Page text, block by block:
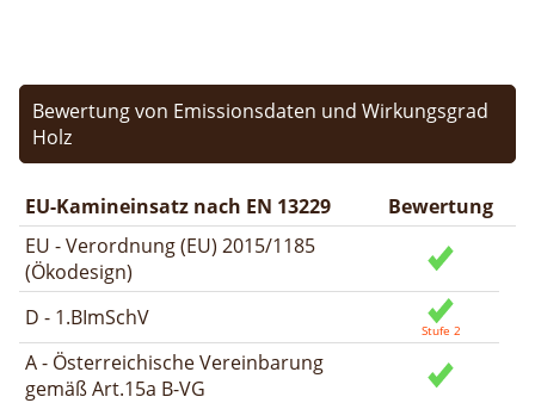
Bewertung von Emissionsdaten und Wirkungsgrad
Holz
EU-Kamineinsatz nach EN 13229
Bewertung
EU - Verordnung (EU) 2015/1185
(Ökodesign)
D - 1.BImSchV
A - Österreichische Vereinbarung
gemäß Art.15a B-VG